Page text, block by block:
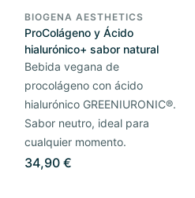
BIOGENA AESTHETICS
ProColágeno y Ácido
hialurónico+ sabor natural
Bebida vegana de
procolágeno con ácido
hialurónico GREENIURONIC®.
Sabor neutro, ideal para
cualquier momento.
34,90 €